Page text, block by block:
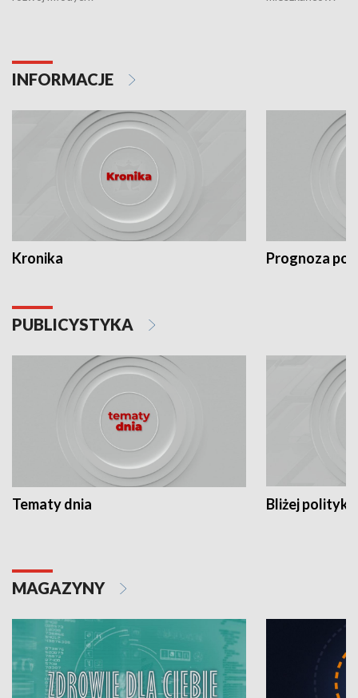
INFORMACJE
Kronika Prognoza
PUBLICYSTYKA
Tematy dnia Bliżej polityki
MAGAZYNY